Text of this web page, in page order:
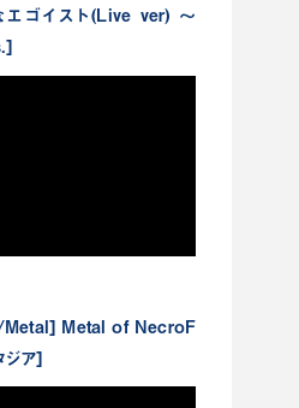
エゴイスト(Live ver) ～
Metal of NecroF
ジア]